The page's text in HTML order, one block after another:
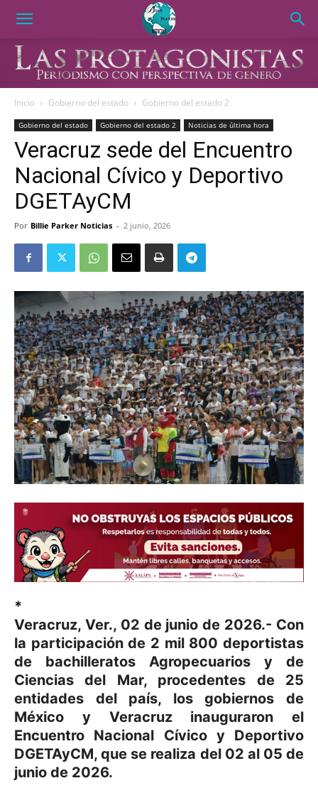
Inicio Gobierno del estado Gobierno del estado 2
Gobierno del estado Gobierno del estado 2 Noticias de última hora
Veracruz sede del Encuentro
Nacional Cívico y Deportivo
DGETAyCM
Por Billie Parker Noticias - 2 junio, 2026
*
Veracruz, Ver., 02 de junio de 2026.- Con
la participación de 2 mil 800 deportistas
de bachilleratos Agropecuarios y de
Ciencias del Mar, procedentes de 25
entidades del país, los gobiernos de
México y Veracruz inauguraron el
Encuentro Nacional Cívico y Deportivo
DGETAyCM, que se realiza del 02 al 05 de
junio de 2026.